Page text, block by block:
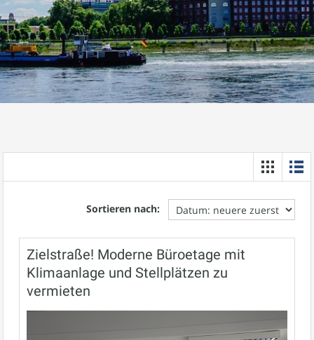
Sortieren nach:
Zielstraße! Moderne Büroetage mit
Klimaanlage und Stellplätzen zu
vermieten